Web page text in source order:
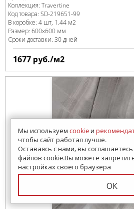
Коллекция: Travertine
Код товара: SD-219651-99
В коробке: 4 шт, 1.44 м2
Размер: 600x600 мм
Сроки доставки: 30 дней
1677 руб./м2
Мы используем cookieи
чтобы сайт работал лучше.
Оставаясь с нами, вы
файлов cookie.Вы можете
настройках своего браузера
ОК